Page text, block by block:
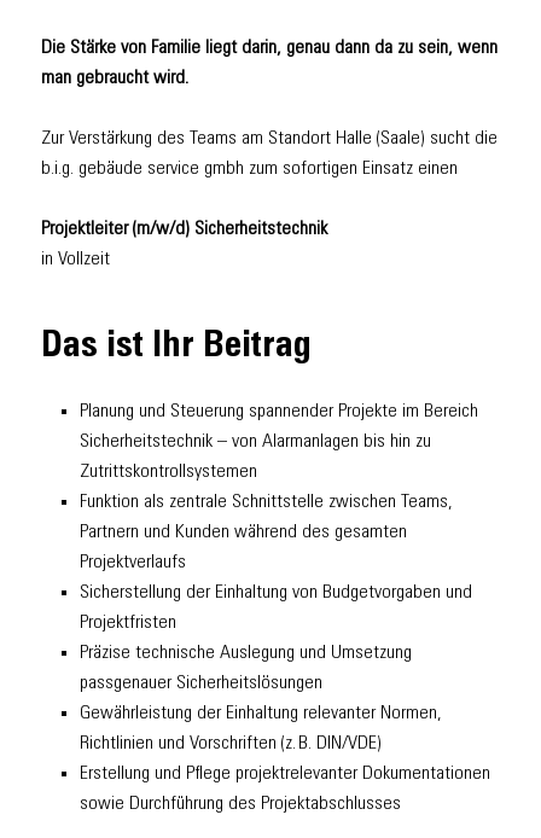
Die Stärke von Familie liegt darin, genau dann da zu sein, wenn
man gebraucht wird.
Zur Verstärkung des Teams am Standort Halle (Saale) sucht die
b.i.g. gebäude service gmbh zum sofortigen Einsatz einen
Projektleiter (m/w/d) Sicherheitstechnik
in Vollzeit
Das ist Ihr Beitrag
Planung und Steuerung spannender Projekte im Bereich
Sicherheitstechnik – von Alarmanlagen bis hin zu
Zutrittskontrollsystemen
Funktion als zentrale Schnittstelle zwischen Teams,
Partnern und Kunden während des gesamten
Projektverlaufs
Sicherstellung der Einhaltung von Budgetvorgaben und
Projektfristen
Präzise technische Auslegung und Umsetzung
passgenauer Sicherheitslösungen
Gewährleistung der Einhaltung relevanter Normen,
Richtlinien und Vorschriften (z. B. DIN/VDE)
Erstellung und Pflege projektrelevanter Dokumentationen
sowie Durchführung des Projektabschlusses